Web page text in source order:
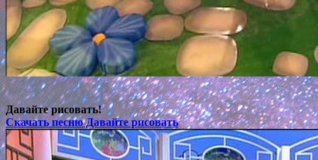
Давайте рисовать!
Скачать песню Давайте рисовать